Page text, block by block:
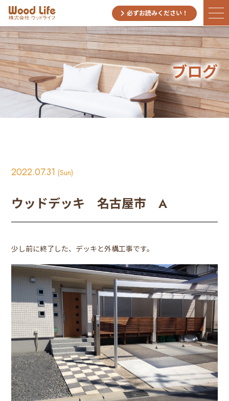
必ずお読みください！
ブログ
2022.07.31 (Sun)
ウッドデッキ 名古屋市 A
少し前に終了した、デッキと外構工事です。